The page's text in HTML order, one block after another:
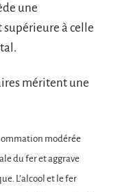
une
à celle
méritent une
modérée
du fer et aggrave
L’alcool et le fer